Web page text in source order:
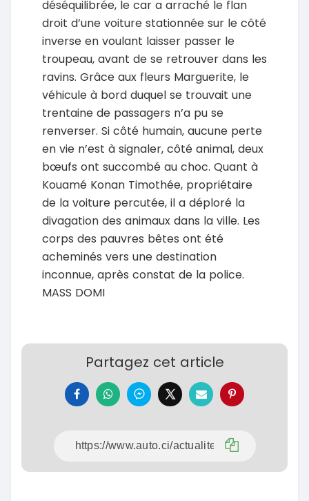
déséquilibrée, le car a arraché le flan
droit d’une voiture stationnée sur le côté
inverse en voulant laisser passer le
troupeau, avant de se retrouver dans les
ravins. Grâce aux fleurs Marguerite, le
véhicule à bord duquel se trouvait une
trentaine de passagers n’a pu se
renverser. Si côté humain, aucune perte
en vie n’est à signaler, côté animal, deux
bœufs ont succombé au choc. Quant à
Kouamé Konan Timothée, propriétaire
de la voiture percutée, il a déploré la
divagation des animaux dans la ville. Les
corps des pauvres bêtes ont été
acheminés vers une destination
inconnue, après constat de la police.
MASS DOMI
Partagez cet article